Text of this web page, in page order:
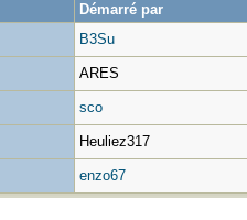
Démarré par
B3Su
ARES
sco
Heuliez317
enzo67